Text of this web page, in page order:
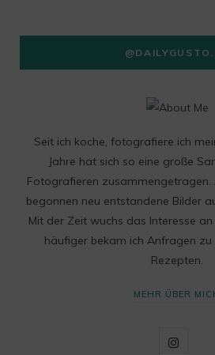
Seit ich koche, fotografiere ich
Jahre hat sich so eine große
Fotografieren zusammengetragen.
begonnen neu entstandene Bilder
Mit der Zeit wuchs das Interesse
häufiger bekam ich Anfragen zu
Rezepten.
MEHR ÜBER
I